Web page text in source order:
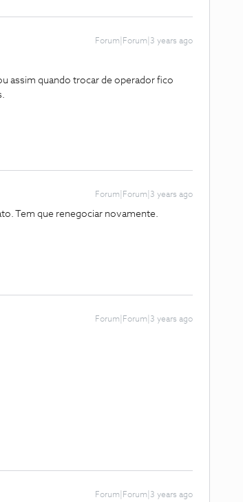
Forum|Forum|3 years ago
assim quando trocar de operador fico
Forum|Forum|3 years ago
Tem que renegociar novamente.
Forum|Forum|3 years ago
Forum|Forum|3 years ago